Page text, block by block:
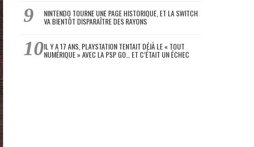
NINTENDO TOURNE UNE PAGE HISTORIQUE, ET LA SWITCH
VA BIENTÔT DISPARAÎTRE DES RAYONS
IL Y A 17 ANS, PLAYSTATION TENTAIT DÉJÀ LE « TOUT
NUMÉRIQUE » AVEC LA PSP GO… ET C’ÉTAIT UN ÉCHEC